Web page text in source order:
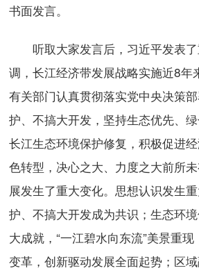
书面发言。
听取大家发言后，习近平发表了
调，长江经济带发展战略实施近8年
有关部门认真贯彻落实党中央决策
护、不搞大开发，坚持生态优先、
长江生态环境保护修复，积极促进
色转型，决心之大、力度之大前所
展发生了重大变化。思想认识发生
护、不搞大开发成为共识；生态环
大成就，“一江碧水向东流”美景重
变革，创新驱动发展全面起势；区